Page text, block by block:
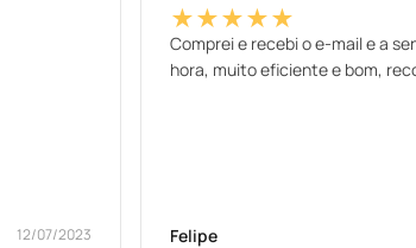
12/07/2023
★★★★★
Comprei e recebi o e-mail e a
hora, muito eficiente e bom,
Felipe